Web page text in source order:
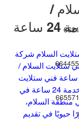
/
السلام شركة
ستلايت السلام /
66885009 / خدمة 24 ساعة فني ستلايت
السلام / 66885009 / خدمة 24 ساعة في
منطقة السلام،
حيويًا في تقديم